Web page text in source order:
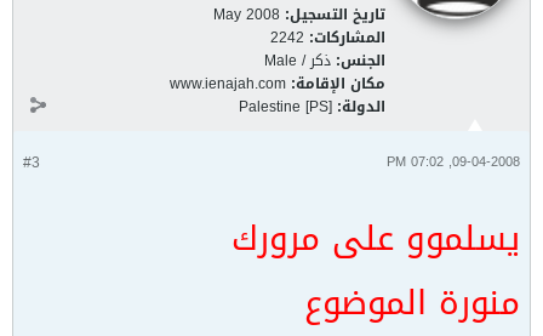
تاريخ التسجيل: May 2008
المشاركات: 2242
الجنس: ذكر / Male
مكان الإقامة: www.ienajah.com
الدولة: Palestine [PS]
#3 09-04-2008, 07:02 PM
يسلموو على مرورك
منورة الموضوع